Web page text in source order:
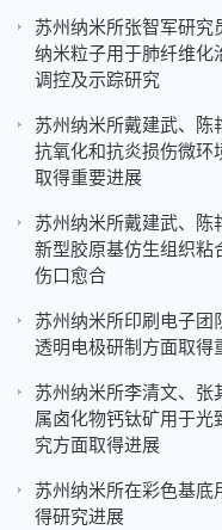
苏州纳米所张智军研究
纳米粒子用于肺纤维化
调控及示踪研究
苏州纳米所戴建武、陈
抗氧化和抗炎损伤微环
取得重要进展
苏州纳米所戴建武、陈
新型胶原基仿生组织粘
伤口愈合
苏州纳米所印刷电子团
透明电极研制方面取得
苏州纳米所李清文、张
属卤化物钙钛矿用于光
究方面取得进展
苏州纳米所在彩色基底
得研究进展